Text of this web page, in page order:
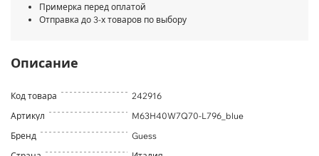
Примерка перед оплатой
Отправка до 3-х товаров по выбору
Описание
Код товара
242916
Артикул
M63H40W7Q70-L796_blue
Бренд
Guess